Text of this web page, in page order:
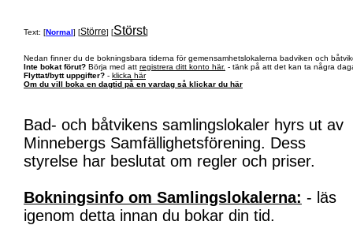
Text: [Normal] [Större] [Störst]
Nedan finner du de bokningsbara tiderna för gemensamhetslokalerna badviken och
Inte bokat förut? Börja med att registrera ditt konto här. - tänk på att det kan ta några
Flyttat/bytt uppgifter? - klicka här
Om du vill boka en dagtid på en vardag så klickar du här
Bad- och båtvikens samlingslokaler hyrs ut av
Minnebergs Samfällighetsförening. Dess
styrelse har beslutat om regler och priser.
Bokningsinfo om Samlingslokalerna: - läs
igenom detta innan du bokar din tid.